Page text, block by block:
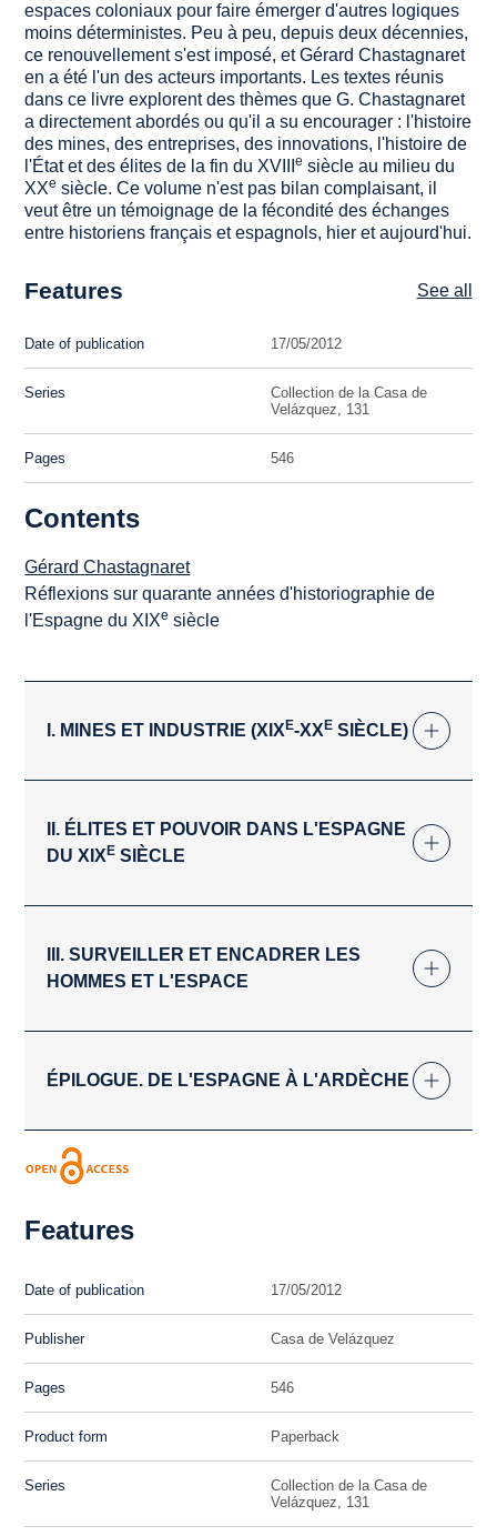
espaces coloniaux pour faire émerger d'autres logiques
moins déterministes. Peu à peu, depuis deux décennies,
ce renouvellement s'est imposé, et Gérard Chastagnaret
en a été l'un des acteurs importants. Les textes réunis
dans ce livre explorent des thèmes que G. Chastagnaret
a directement abordés ou qu'il a su encourager : l'histoire
des mines, des entreprises, des innovations, l'histoire de
l'État et des élites de la fin du XVIIIe siècle au milieu du
XXe siècle. Ce volume n'est pas bilan complaisant, il
veut être un témoignage de la fécondité des échanges
entre historiens français et espagnols, hier et aujourd'hui.
Features See all
Date of publication 17/05/2012
Series
Collection de la Casa de
Velázquez, 131
Pages 546
Contents
Gérard Chastagnaret
Réflexions sur quarante années d'historiographie de
l'Espagne du XIXe siècle
I. MINES ET INDUSTRIE (XIXE-XXE SIÈCLE)
II. ÉLITES ET POUVOIR DANS L'ESPAGNE
DU XIXE SIÈCLE
III. SURVEILLER ET ENCADRER LES
HOMMES ET L'ESPACE
ÉPILOGUE. DE L'ESPAGNE À L'ARDÈCHE
Features
Date of publication 17/05/2012
Publisher Casa de Velázquez
Pages 546
Product form Paperback
Series
Collection de la Casa de
Velázquez, 131